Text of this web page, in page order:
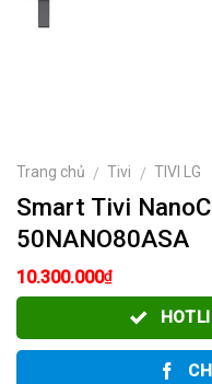
Trang chủ / Tivi / TIVI LG
Smart Tivi
50NANO80ASA
10.300.000₫